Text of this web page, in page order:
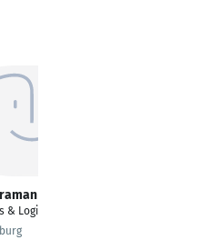
Sahin
& Logistic